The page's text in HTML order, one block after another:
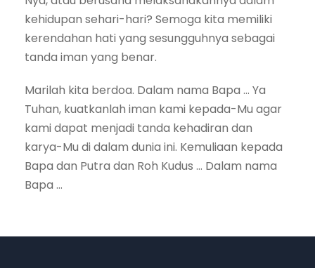
kehidupan sehari-hari? Semoga kita memiliki
kerendahan hati yang sesungguhnya sebagai
tanda iman yang benar.
Marilah kita berdoa. Dalam nama Bapa … Ya
Tuhan, kuatkanlah iman kami kepada-Mu agar
kami dapat menjadi tanda kehadiran dan
karya-Mu di dalam dunia ini. Kemuliaan kepada
Bapa dan Putra dan Roh Kudus … Dalam nama
Bapa …